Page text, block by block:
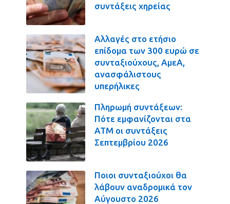
συντάξεις χηρείας
Αλλαγές στο ετήσιο
επίδομα των 300 ευρώ σε
συνταξιούχους, ΑμεΑ,
ανασφάλιστους
υπερήλικες
Πληρωμή συντάξεων:
Πότε εμφανίζονται στα
ΑΤΜ οι συντάξεις
Σεπτεμβρίου 2026
Ποιοι συνταξιούχοι θα
λάβουν αναδρομικά τον
Αύγουστο 2026